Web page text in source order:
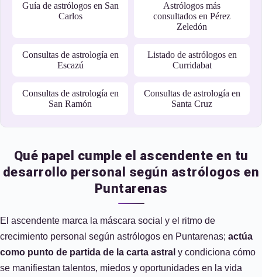
Guía de astrólogos en San
Carlos
Astrólogos más
consultados en Pérez
Zeledón
Consultas de astrología en
Escazú
Listado de astrólogos en
Curridabat
Consultas de astrología en
San Ramón
Consultas de astrología en
Santa Cruz
Qué papel cumple el ascendente en tu
desarrollo personal según astrólogos en
Puntarenas
El ascendente marca la máscara social y el ritmo de
crecimiento personal según astrólogos en Puntarenas; actúa
como punto de partida de la carta astral y condiciona cómo
se manifiestan talentos, miedos y oportunidades en la vida